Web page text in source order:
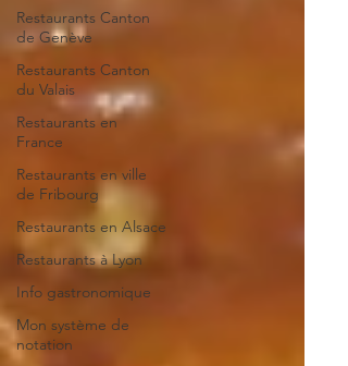
Restaurants Canton
de Genève
Restaurants Canton
du Valais
Restaurants en
France
Restaurants en ville
de Fribourg
Restaurants en Alsace
Restaurants à Lyon
Info gastronomique
Mon système de
notation